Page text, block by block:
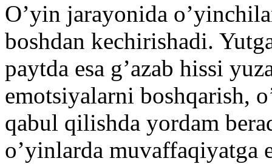
O’yin jarayonida
boshdan kechirishadi.
paytda esa g’azab hissi
emotsiyalarni boshqarish,
qabul qilishda yordam
o’yinlarda muvaffaqiyatga